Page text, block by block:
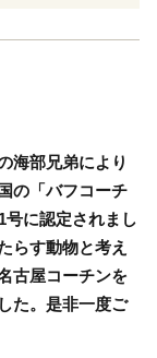
海部兄弟により
の「バフコーチ
号に認定されまし
らす動物と考え
古屋コーチンを
た。是非一度ご